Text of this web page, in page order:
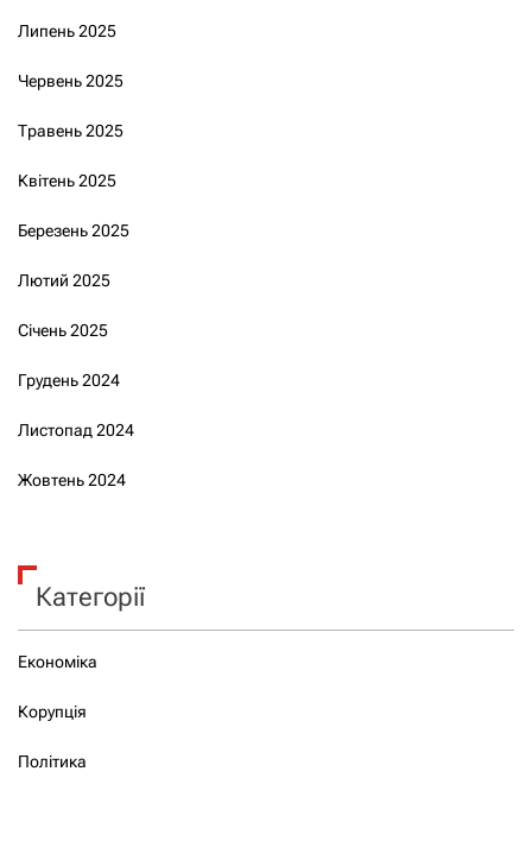
Липень 2025
Червень 2025
Травень 2025
Квітень 2025
Березень 2025
Лютий 2025
Січень 2025
Грудень 2024
Листопад 2024
Жовтень 2024
Категорії
Економіка
Корупція
Політика